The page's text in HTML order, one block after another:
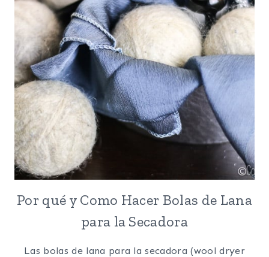
HACERLAS
USARLAS)
Por qué y Como Hacer Bolas de Lana
para la Secadora
Las bolas de lana para la secadora (wool dryer